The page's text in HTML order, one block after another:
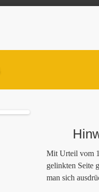
Mit Urteil vom
gelinkten Seite
man sich